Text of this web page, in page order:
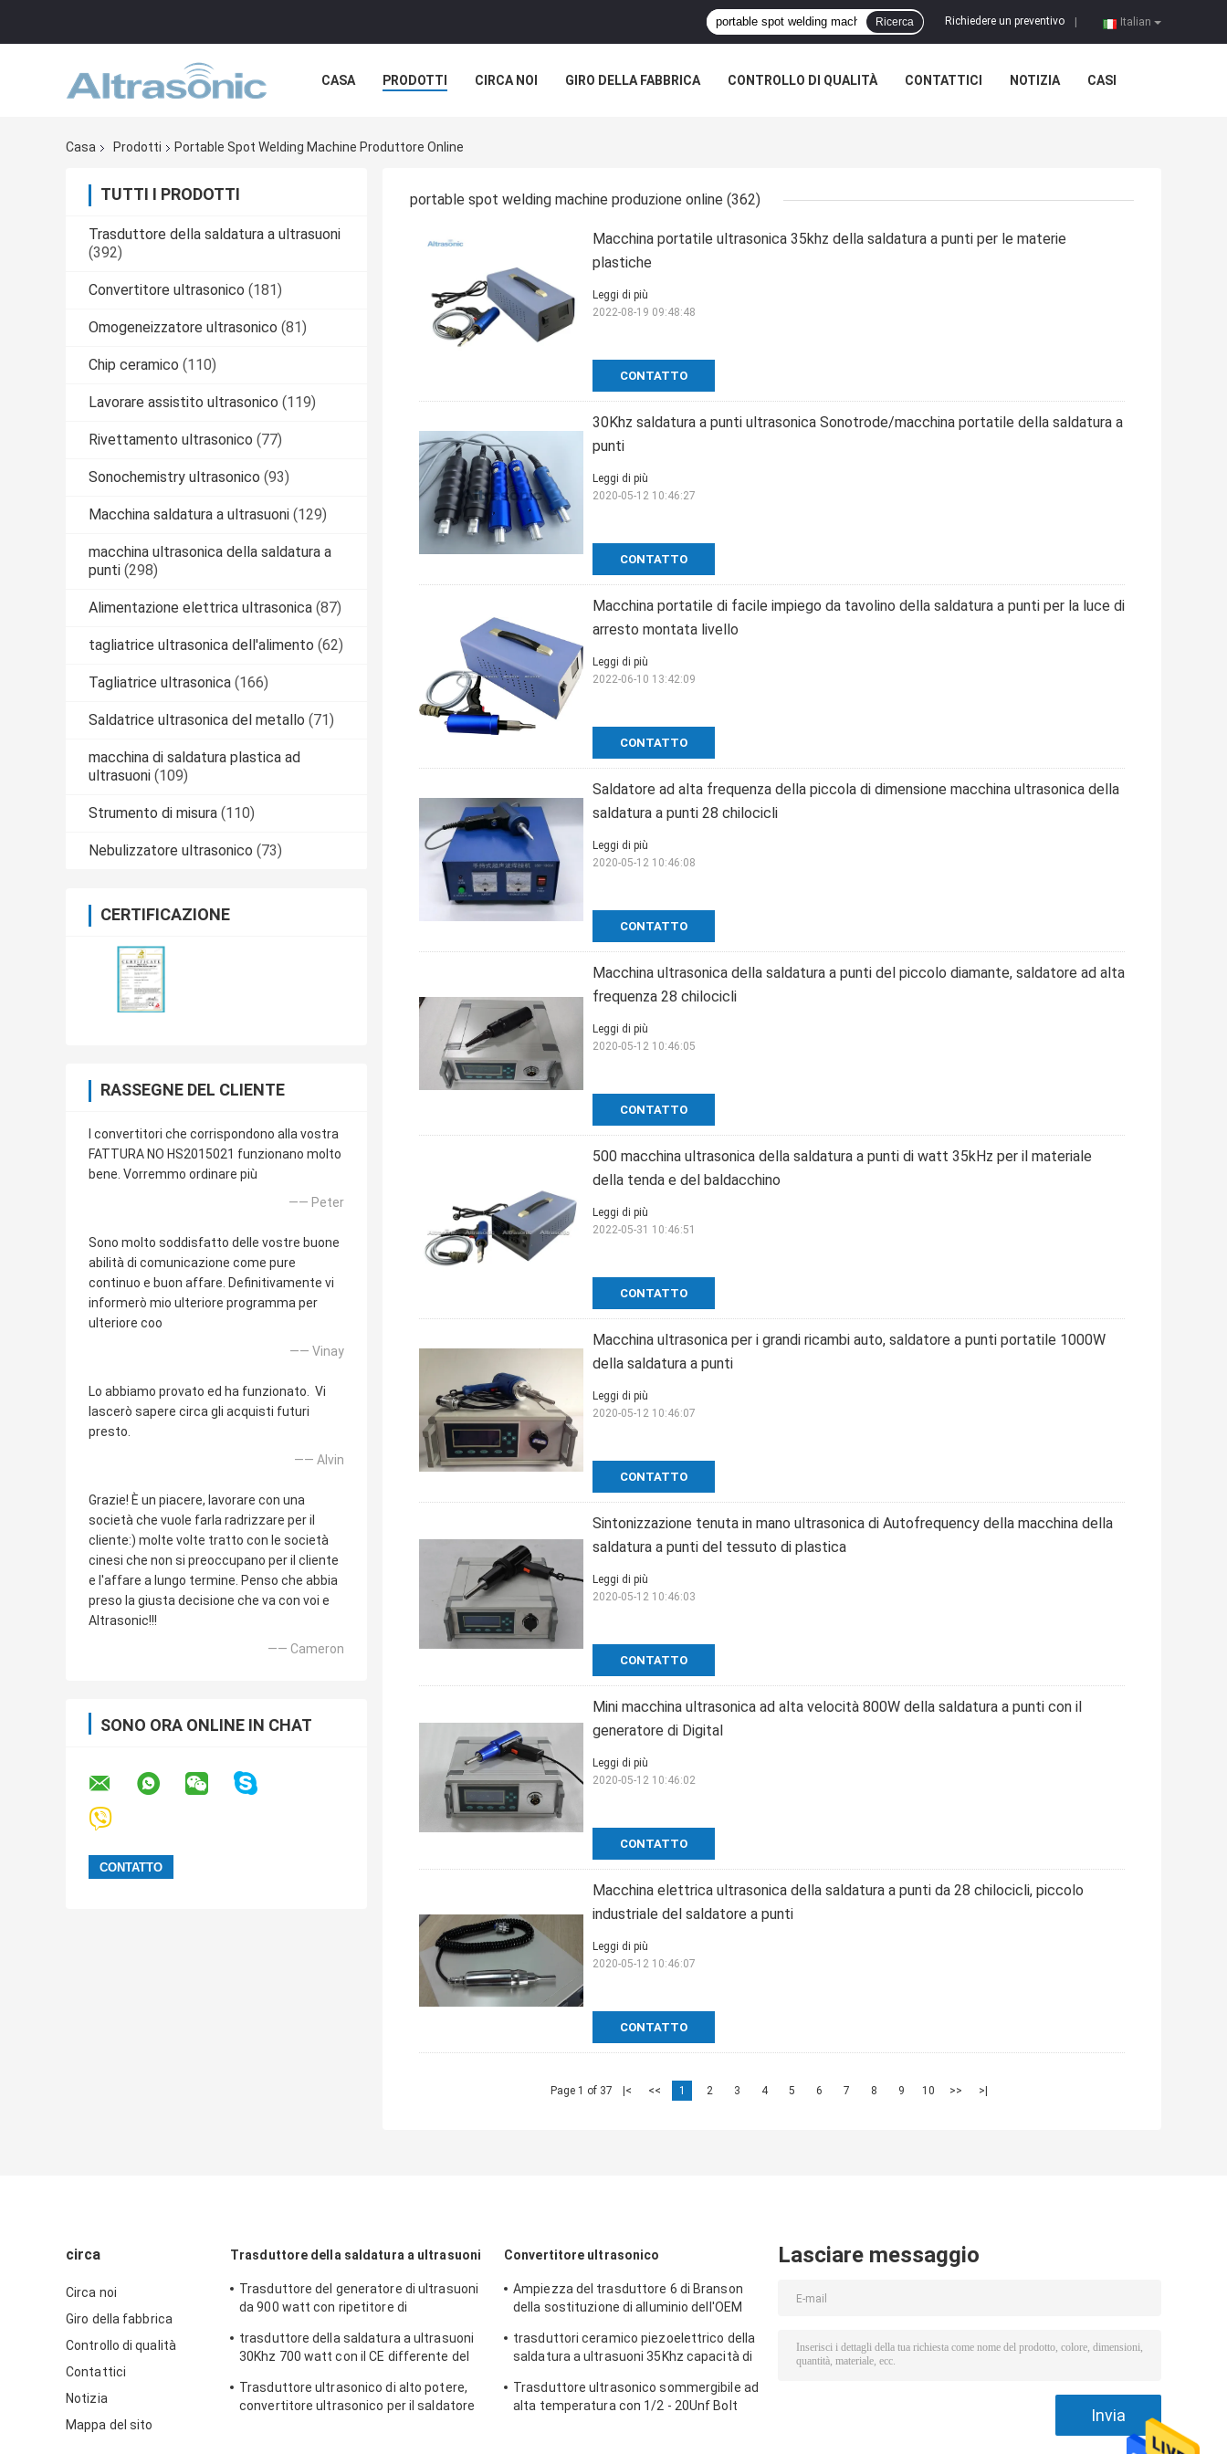
Italian
Richiedere un preventivo
Ricerca
CASA PRODOTTI CIRCA NOI GIRO DELLA FABBRICA CONTROLLO DI QUALITÀ CONTATTICI NOTIZIA CASI
Casa Prodotti Portable Spot Welding Machine Produttore Online
TUTTI I PRODOTTI
Trasduttore della saldatura a ultrasuoni
(392)
Convertitore ultrasonico (181)
Omogeneizzatore ultrasonico (81)
Chip ceramico (110)
Lavorare assistito ultrasonico (119)
Rivettamento ultrasonico (77)
Sonochemistry ultrasonico (93)
Macchina saldatura a ultrasuoni (129)
macchina ultrasonica della saldatura a
punti (298)
Alimentazione elettrica ultrasonica (87)
tagliatrice ultrasonica dell'alimento (62)
Tagliatrice ultrasonica (166)
Saldatrice ultrasonica del metallo (71)
macchina di saldatura plastica ad
ultrasuoni (109)
Strumento di misura (110)
Nebulizzatore ultrasonico (73)
CERTIFICAZIONE
RASSEGNE DEL CLIENTE
I convertitori che corrispondono alla vostra
FATTURA NO HS2015021 funzionano molto
bene. Vorremmo ordinare più
—— Peter
Sono molto soddisfatto delle vostre buone
abilità di comunicazione come pure
continuo e buon affare. Definitivamente vi
informerò mio ulteriore programma per
ulteriore coo
—— Vinay
Lo abbiamo provato ed ha funzionato. Vi
lascerò sapere circa gli acquisti futuri
presto.
—— Alvin
Grazie! È un piacere, lavorare con una
società che vuole farla radrizzare per il
cliente:) molte volte tratto con le società
cinesi che non si preoccupano per il cliente
e l'affare a lungo termine. Penso che abbia
preso la giusta decisione che va con voi e
Altrasonic!!!
—— Cameron
SONO ORA ONLINE IN CHAT
portable spot welding machine produzione online (362)
Macchina portatile ultrasonica 35khz della saldatura a punti per le materie
plastiche
CONTATTO
Leggi di più
2022-08-19 09:48:48
30Khz saldatura a punti ultrasonica Sonotrode/macchina portatile della saldatura a
punti
CONTATTO
Leggi di più
2020-05-12 10:46:27
Macchina portatile di facile impiego da tavolino della saldatura a punti per la luce di
arresto montata livello
CONTATTO
Leggi di più
2022-06-10 13:42:09
Saldatore ad alta frequenza della piccola di dimensione macchina ultrasonica della
saldatura a punti 28 chilocicli
CONTATTO
Leggi di più
2020-05-12 10:46:08
Macchina ultrasonica della saldatura a punti del piccolo diamante, saldatore ad alta
frequenza 28 chilocicli
CONTATTO
Leggi di più
2020-05-12 10:46:05
500 macchina ultrasonica della saldatura a punti di watt 35kHz per il materiale
della tenda e del baldacchino
CONTATTO
Leggi di più
2022-05-31 10:46:51
Macchina ultrasonica per i grandi ricambi auto, saldatore a punti portatile 1000W
della saldatura a punti
CONTATTO
Leggi di più
2020-05-12 10:46:07
Sintonizzazione tenuta in mano ultrasonica di Autofrequency della macchina della
saldatura a punti del tessuto di plastica
CONTATTO
Leggi di più
2020-05-12 10:46:03
Mini macchina ultrasonica ad alta velocità 800W della saldatura a punti con il
generatore di Digital
CONTATTO
Leggi di più
2020-05-12 10:46:02
Macchina elettrica ultrasonica della saldatura a punti da 28 chilocicli, piccolo
industriale del saldatore a punti
CONTATTO
Leggi di più
2020-05-12 10:46:07
Page 1 of 37 |< << 1 2 3 4 5 6 7 8 9 10 >> >|
circa
Circa noi
Giro della fabbrica
Controllo di qualità
Contattici
Notizia
Mappa del sito
Trasduttore della saldatura a ultrasuoni
Trasduttore del generatore di ultrasuoni
da 900 watt con ripetitore di
trasduttore della saldatura a ultrasuoni
30Khz 700 watt con il CE differente del
Trasduttore ultrasonico di alto potere,
convertitore ultrasonico per il saldatore
Convertitore ultrasonico
Ampiezza del trasduttore 6 di Branson
della sostituzione di alluminio dell'OEM
trasduttori ceramico piezoelettrico della
saldatura a ultrasuoni 35Khz capacità di
Trasduttore ultrasonico sommergibile ad
alta temperatura con 1/2 - 20Unf Bolt
Lasciare messaggio